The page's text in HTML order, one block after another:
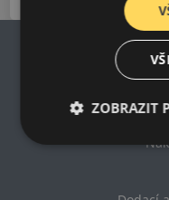
ZOBRAZIT